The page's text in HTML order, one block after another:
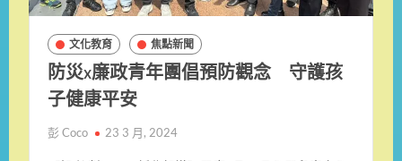
文化教育 焦點新聞
防災x廉政青年團倡預防觀念 守護孩
子健康平安
彭 Coco 23 3 月, 2024